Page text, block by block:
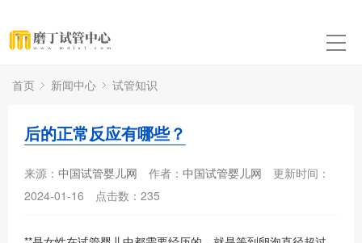
首页 新闻中心 试管知识
后的正常反应有哪些？
来源： 中国试管婴儿网 作者： 中国试管婴儿网
更新时间：
2024-01-16
点击数： 235